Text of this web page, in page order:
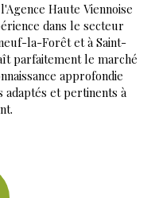
Haute Viennoise
dans le secteur
la-Forêt et à Saint-
parfaitement le marché
approfondie
et pertinents à